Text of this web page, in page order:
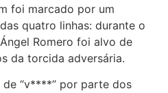
foi marcado por um
quatro linhas: durante o
Romero foi alvo de
da torcida adversária.
“v****” por parte dos